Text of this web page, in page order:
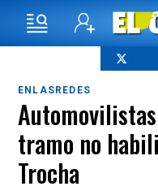
ENLASREDES
tramo no
Trocha